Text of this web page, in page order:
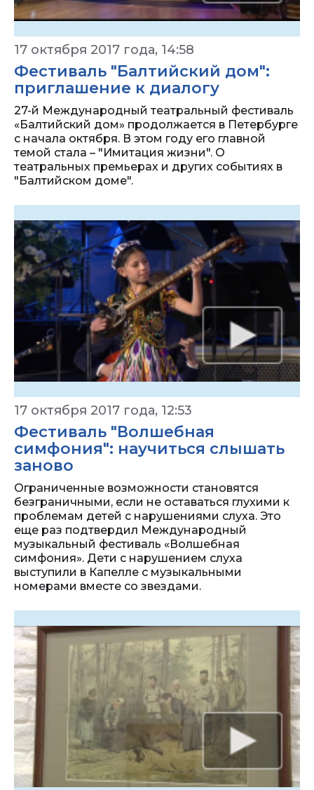
17 октября 2017 года, 14:58
Фестиваль "Балтийский дом":
приглашение к диалогу
27-й Международный театральный фестиваль
«Балтийский дом» продолжается в Петербурге
с начала октября. В этом году его главной
темой стала – "Имитация жизни". О
театральных премьерах и других событиях в
"Балтийском доме".
17 октября 2017 года, 12:53
Фестиваль "Волшебная
симфония": научиться слышать
заново
Ограниченные возможности становятся
безграничными, если не оставаться глухими к
проблемам детей с нарушениями слуха. Это
еще раз подтвердил Международный
музыкальный фестиваль «Волшебная
симфония». Дети с нарушением слуха
выступили в Капелле с музыкальными
номерами вместе со звездами.